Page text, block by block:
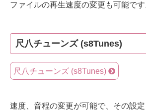
ファイルの再生速度の変更も可能です
尺八チューンズ (s8Tunes)
尺八チューンズ (s8Tunes)
速度、音程の変更が可能で、その設定